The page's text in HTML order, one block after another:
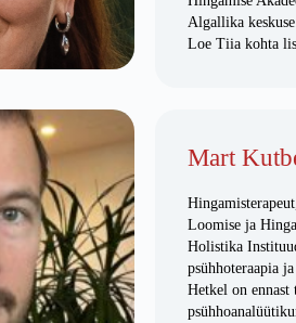
Algallika keskuse.
Loe Tiia kohta
Mart
Loomise ja
Holistika
psühhoteraapia
Hetkel on ennast